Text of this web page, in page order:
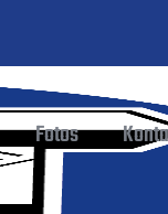
Fotos